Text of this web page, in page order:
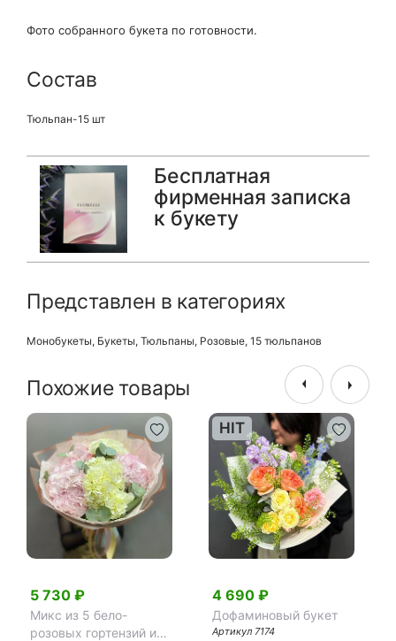
Фото собранного букета по готовности.
Состав
Тюльпан-15 шт
Бесплатная
фирменная записка
к букету
Представлен в категориях
Монобукеты, Букеты, Тюльпаны, Розовые, 15 тюльпанов
Похожие товары
5 730 ₽
Микс из 5 бело-
розовых гортензий и
HIT
4 690 ₽
Дофаминовый букет
Артикул 7174